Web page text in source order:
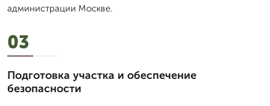
администрации Москве.
03
Подготовка участка и обеспечение
безопасности